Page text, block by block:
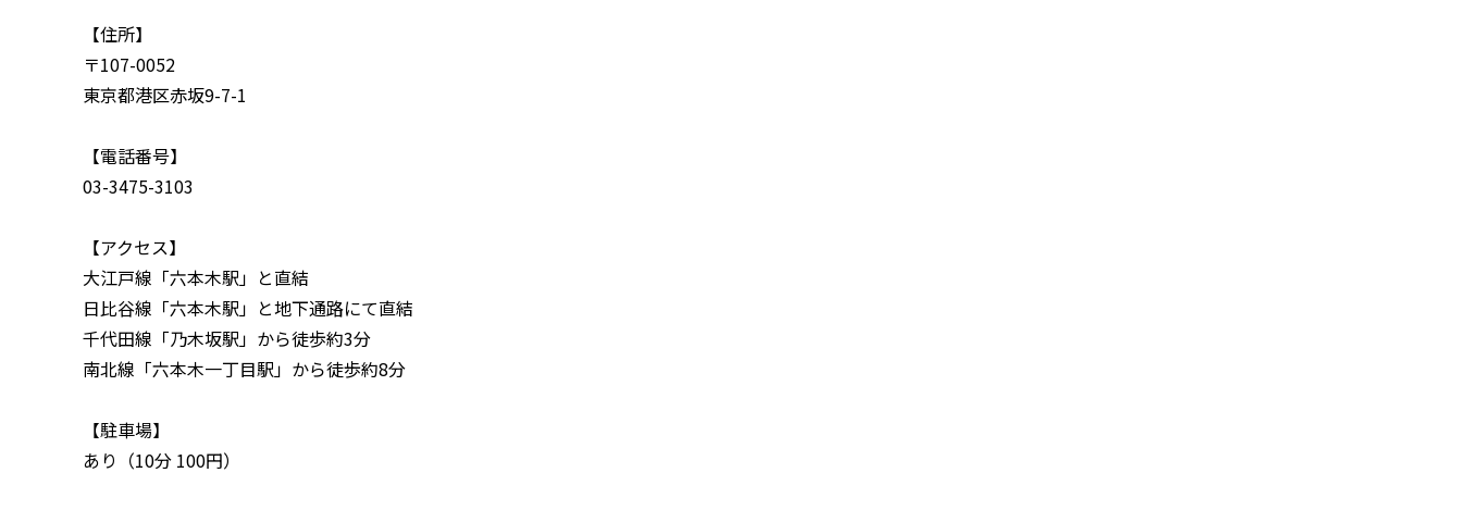
【住所】
〒107-0052
東京都港区赤坂9-7-1
【電話番号】
03-3475-3103
【アクセス】
大江戸線「六本木駅」と直結
日比谷線「六本木駅」と地下通路にて直結
千代田線「乃木坂駅」から徒歩約3分
南北線「六本木一丁目駅」から徒歩約8分
【駐車場】
あり（10分 100円）